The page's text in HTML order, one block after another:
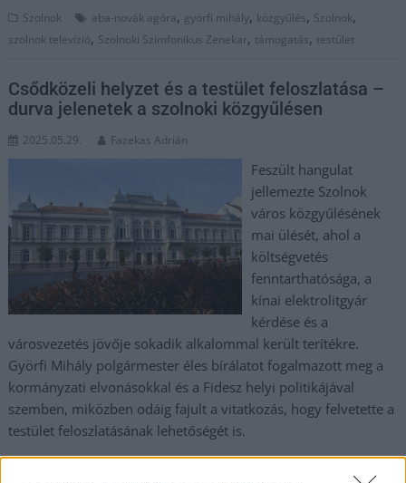
Szolnok aba-novák agóra, györfi mihály, közgyűlés, Szolnok,
szolnok televízió, Szolnoki Szimfonikus Zenekar, támogatás, testület
Csődközeli helyzet és a testület feloszlatása –
durva jelenetek a szolnoki közgyűlésen
2025.05.29. Fazekas Adrián
Feszült hangulat
jellemezte Szolnok
város közgyűlésének
mai ülését, ahol a
költségvetés
fenntarthatósága, a
kínai elektrolitgyár
kérdése és a
városvezetés jövője sokadik alkalommal került terítékre.
Györfi Mihály polgármester éles bírálatot fogalmazott meg a
kormányzati elvonásokkal és a Fidesz helyi politikájával
szemben, miközben odáig fajult a vitatkozás, hogy felvetette a
testület feloszlatásának lehetőségét is.